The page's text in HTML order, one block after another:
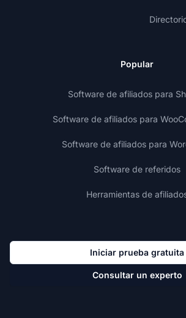
Popular
Software de afiliados para
Software de afiliados para
Software de afiliados para
Software de referidos
Herramientas de
Iniciar prueba gratuita
Consultar un experto